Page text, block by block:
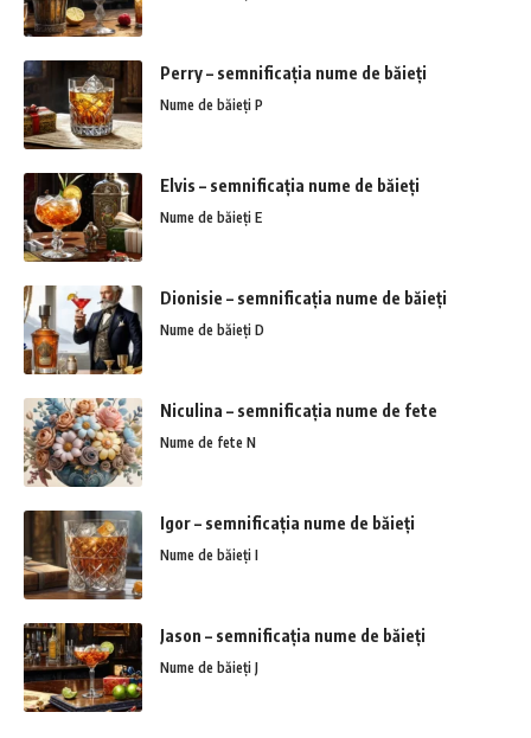
Perry – semnificația nume de băieți
Nume de băieți P
Elvis – semnificația nume de băieți
Nume de băieți E
Dionisie – semnificația nume de băieți
Nume de băieți D
Niculina – semnificația nume de fete
Nume de fete N
Igor – semnificația nume de băieți
Nume de băieți I
Jason – semnificația nume de băieți
Nume de băieți J